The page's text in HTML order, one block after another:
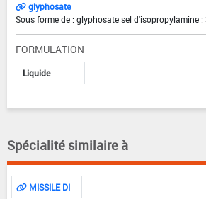
glyphosate
Sous forme de : glyphosate sel d'isopropylamine :
FORMULATION
Liquide
Spécialité similaire à
MISSILE DI